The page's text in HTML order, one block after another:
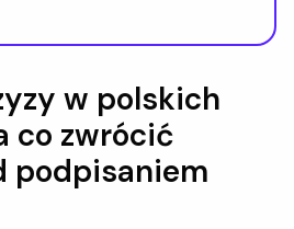
w polskich
co zwrócić
podpisaniem